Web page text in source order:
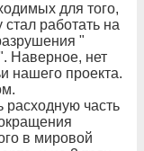
для того,
работать на
"
Наверное, нет
нашего проекта.
часть
в мировой